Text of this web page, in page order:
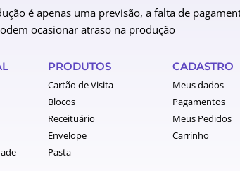
é apenas uma previsão, a falta de
ocasionar atraso na produção
PRODUTOS
Cartão de Visita
Blocos
Receituário
Envelope
Pasta
CADASTRO
Meus dados
Pagamentos
Meus Pedidos
Carrinho